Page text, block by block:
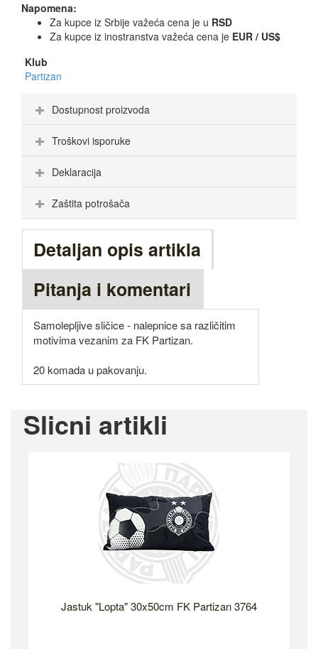
Napomena:
Za kupce iz Srbije važeća cena je u RSD
Za kupce iz inostranstva važeća cena je EUR / US$
Klub
Partizan
Dostupnost proizvoda
Troškovi isporuke
Deklaracija
Zaštita potrošača
Detaljan opis artikla
Pitanja i komentari
Samolepljive sličice - nalepnice sa različitim
motivima vezanim za FK Partizan.
20 komada u pakovanju.
Slicni artikli
Jastuk "Lopta" 30x50cm FK Partizan 3764